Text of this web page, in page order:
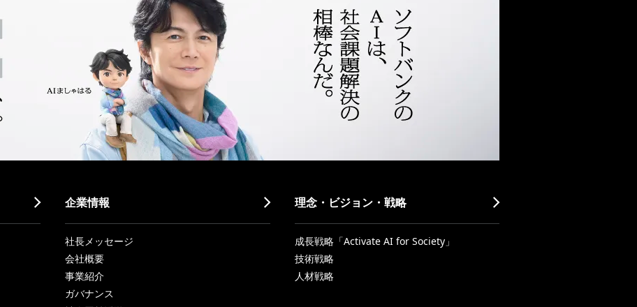
企業情報
社長メッセージ
会社概要
事業紹介
ガバナンス
理念・ビジョン・戦略
成長戦略「Activate AI for Society」
技術戦略
人材戦略